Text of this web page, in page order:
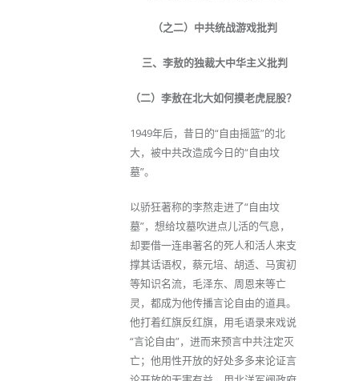
（之二）中共统战游戏批判
三、李敖的独裁大中华主义批判
（二）李敖在北大如何摸老虎屁股？
1949年后，昔日的“自由摇篮”的北
大，被中共改造成今日的“自由坟
墓”。
以骄狂著称的李熬走进了“自由坟
墓”，想给坟墓吹进点儿活的气息，
却要借一连串著名的死人和活人来支
撑其话语权，蔡元培、胡适、马寅初
等知识名流，毛泽东、周恩来等亡
灵，都成为他传播言论自由的道具。
他打着红旗反红旗，用毛语录来戏说
“言论自由”，进而来预言中共注定灭
亡；他用性开放的好处多多来论证言